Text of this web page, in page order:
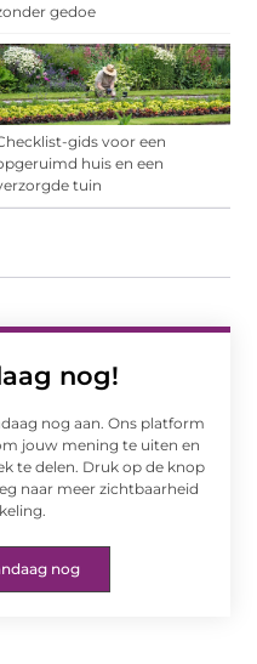
gedoe
gids voor een
huis en een
tuin
nog!
nog aan. Ons platform
jouw mening te uiten en
te delen. Druk op de knop
naar meer zichtbaarheid
nog